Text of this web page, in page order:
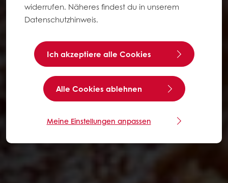
widerrufen. Näheres findest du in unserem
Datenschutzhinweis.
Ich akzeptiere alle Cookies
Alle Cookies ablehnen
Meine Einstellungen anpassen